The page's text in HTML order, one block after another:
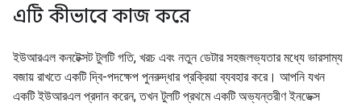
এটি কীভাবে কাজ করে
ইউআরএল কনটেক্সট টুলটি গতি, খরচ এবং নতুন ডেটার সহজলভ্যতার মধ্যে ভারসাম্য
বজায় রাখতে একটি দ্বি-পদক্ষেপ পুনরুদ্ধার প্রক্রিয়া ব্যবহার করে। আপনি যখন
একটি ইউআরএল প্রদান করেন, তখন টুলটি প্রথমে একটি অভ্যন্তরীণ ইনডেক্স